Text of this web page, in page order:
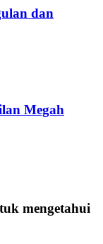
dan
Megah
mengetahui